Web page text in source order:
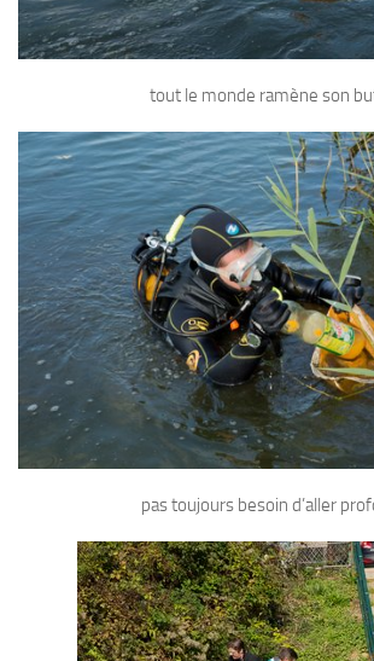
tout le monde ramène son
pas toujours besoin d’aller